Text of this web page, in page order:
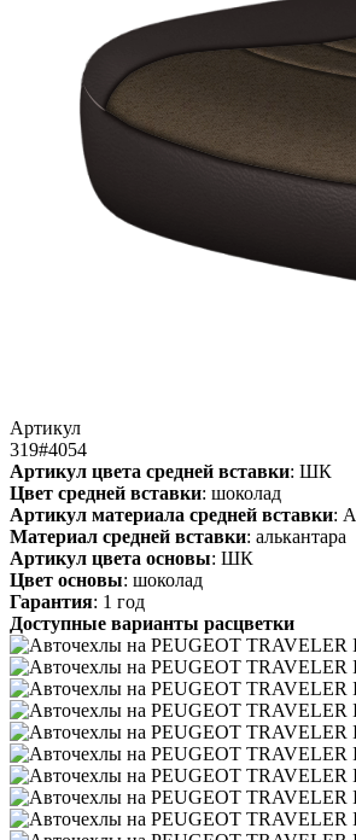
Артикул
319#4054
Артикул цвета средней вставки: ШК
Цвет средней вставки: шоколад
Артикул материала средней вставки: А
Материал средней вставки: алькантара
Артикул цвета основы: ШК
Цвет основы: шоколад
Гарантия: 1 год
Доступные варианты расцветки